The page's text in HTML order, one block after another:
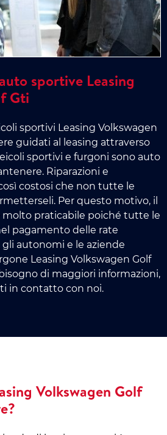
sportive Leasing
Gti
sportivi Leasing Volkswagen
guidati al leasing attraverso
sportivi e furgoni sono auto
Riparazioni e
costosi che non tutte le
Per questo motivo, il
molto praticabile poiché tutte le
pagamento delle rate
autonomi e le aziende
Leasing Volkswagen Golf
di maggiori informazioni,
in contatto con noi.
Volkswagen Golf